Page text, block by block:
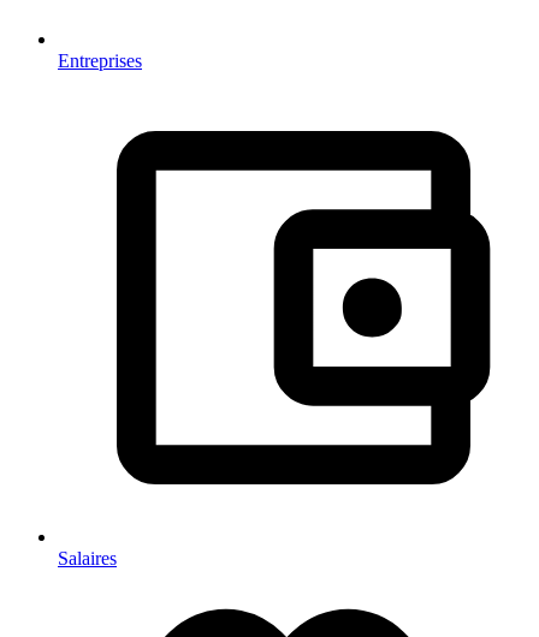
Entreprises
Salaires